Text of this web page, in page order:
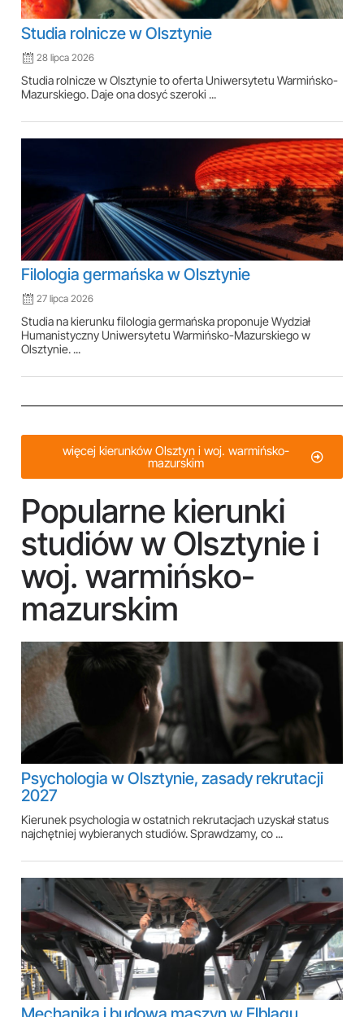
Studia rolnicze w Olsztynie
28 lipca 2026
Studia rolnicze w Olsztynie to oferta Uniwersytetu Warmińsko-
Mazurskiego. Daje ona dosyć szeroki ...
Filologia germańska w Olsztynie
27 lipca 2026
Studia na kierunku filologia germańska proponuje Wydział
Humanistyczny Uniwersytetu Warmińsko-Mazurskiego w
Olsztynie. ...
więcej kierunków Olsztyn i woj. warmińsko-
mazurskim
Popularne kierunki
studiów w Olsztynie i
woj. warmińsko-
mazurskim
Psychologia w Olsztynie, zasady rekrutacji
2027
Kierunek psychologia w ostatnich rekrutacjach uzyskał status
najchętniej wybieranych studiów. Sprawdzamy, co ...